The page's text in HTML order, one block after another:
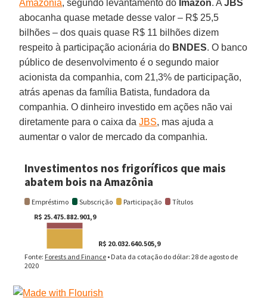
Amazônia, segundo levantamento do Imazon. AJBS
abocanha quase metade desse valor – R$ 25,5
bilhões – dos quais quase R$ 11 bilhões dizem
respeito à participação acionária do BNDES. O banco
público de desenvolvimento é o segundo maior
acionista da companhia, com 21,3% de participação,
atrás apenas da família Batista, fundadora da
companhia. O dinheiro investido em ações não vai
diretamente para o caixa daJBS, mas ajuda a
aumentar o valor de mercado da companhia.